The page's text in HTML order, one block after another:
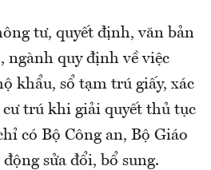
tư, quyết định, văn bản
ngành quy định về việc
khẩu, sổ tạm trú giấy, xác
trú khi giải quyết thủ tục
có Bộ Công an, Bộ Giáo
sửa đổi, bổ sung.